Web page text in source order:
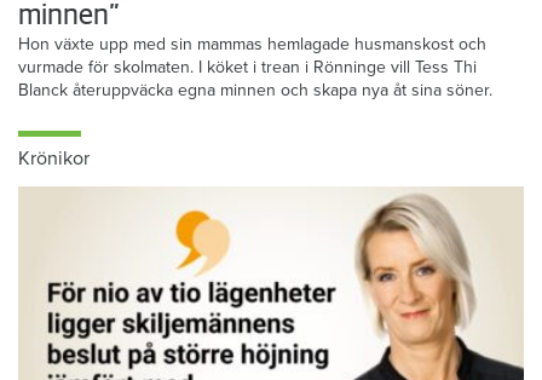
minnen”
Hon växte upp med sin mammas hemlagade husmanskost och
vurmade för skolmaten. I köket i trean i Rönninge vill Tess Thi
Blanck återuppväcka egna minnen och skapa nya åt sina söner.
Krönikor